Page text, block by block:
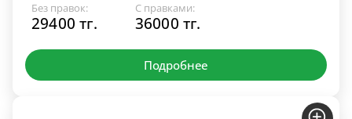
Без правок:
29400 тг.
С правками:
36000 тг.
Подробнее